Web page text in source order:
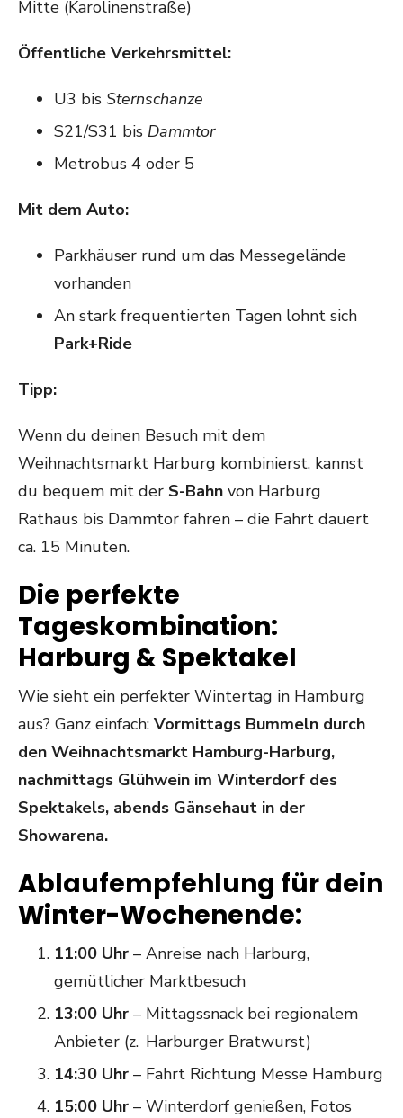
Mitte (Karolinenstraße)
Öffentliche Verkehrsmittel:
U3 bis Sternschanze
S21/S31 bis Dammtor
Metrobus 4 oder 5
Mit dem Auto:
Parkhäuser rund um das Messegelände
vorhanden
An stark frequentierten Tagen lohnt sich
Park+Ride
Tipp:
Wenn du deinen Besuch mit dem
Weihnachtsmarkt Harburg kombinierst, kannst
du bequem mit der S-Bahn von Harburg
Rathaus bis Dammtor fahren – die Fahrt dauert
ca. 15 Minuten.
Die perfekte
Tageskombination:
Harburg & Spektakel
Wie sieht ein perfekter Wintertag in Hamburg
aus? Ganz einfach: Vormittags Bummeln durch
den Weihnachtsmarkt Hamburg-Harburg,
nachmittags Glühwein im Winterdorf des
Spektakels, abends Gänsehaut in der
Showarena.
Ablaufempfehlung für dein
Winter-Wochenende:
11:00 Uhr – Anreise nach Harburg,
gemütlicher Marktbesuch
13:00 Uhr – Mittagssnack bei regionalem
Anbieter (z. Harburger Bratwurst)
14:30 Uhr – Fahrt Richtung Messe Hamburg
15:00 Uhr – Winterdorf genießen, Fotos